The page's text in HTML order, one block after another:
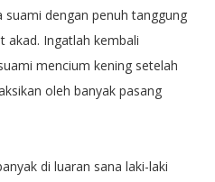
dengan penuh tanggung
akad. Ingatlah kembali
mencium kening setelah
oleh banyak pasang
di luaran sana laki-laki